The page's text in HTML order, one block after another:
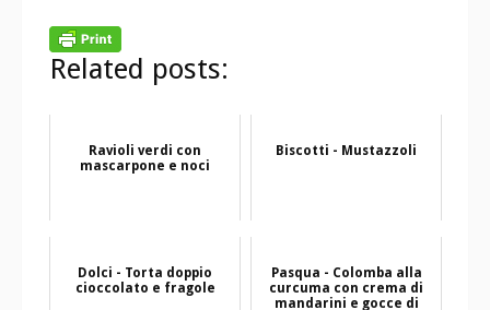
Related posts:
Ravioli verdi con
mascarpone e noci
Biscotti - Mustazzoli
Dolci - Torta doppio
cioccolato e fragole
Pasqua - Colomba alla
curcuma con crema di
mandarini e gocce di